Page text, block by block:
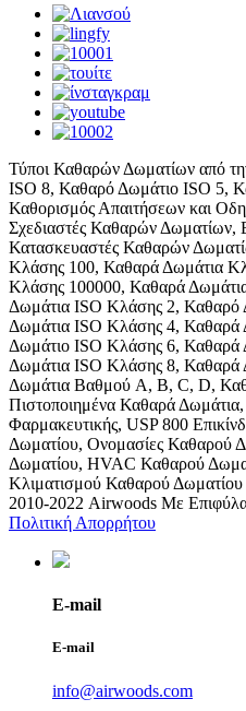
Τύποι Καθαρών Δωματίων από
ISO 8, Καθαρό Δωμάτιο ISO 5,
Καθορισμός Απαιτήσεων και
Σχεδιαστές Καθαρών
Κατασκευαστές Καθαρών
Κλάσης 100, Καθαρά Δωμάτια
Κλάσης 100000, Καθαρά
Δωμάτια ISO Κλάσης 2,
Δωμάτια ISO Κλάσης 4,
Δωμάτιο ISO Κλάσης 6,
Δωμάτια ISO Κλάσης 8,
Δωμάτια Βαθμού A, B, C, D,
Πιστοποιημένα Καθαρά
Φαρμακευτικής, USP 800
Δωματίου, Ονομασίες Καθαρού
Δωματίου, HVAC Καθαρού
Κλιματισμού Καθαρού
2010-2022 Airwoods Με
Πολιτική Απορρήτου
E-mail
E-mail
info@airwoods.com